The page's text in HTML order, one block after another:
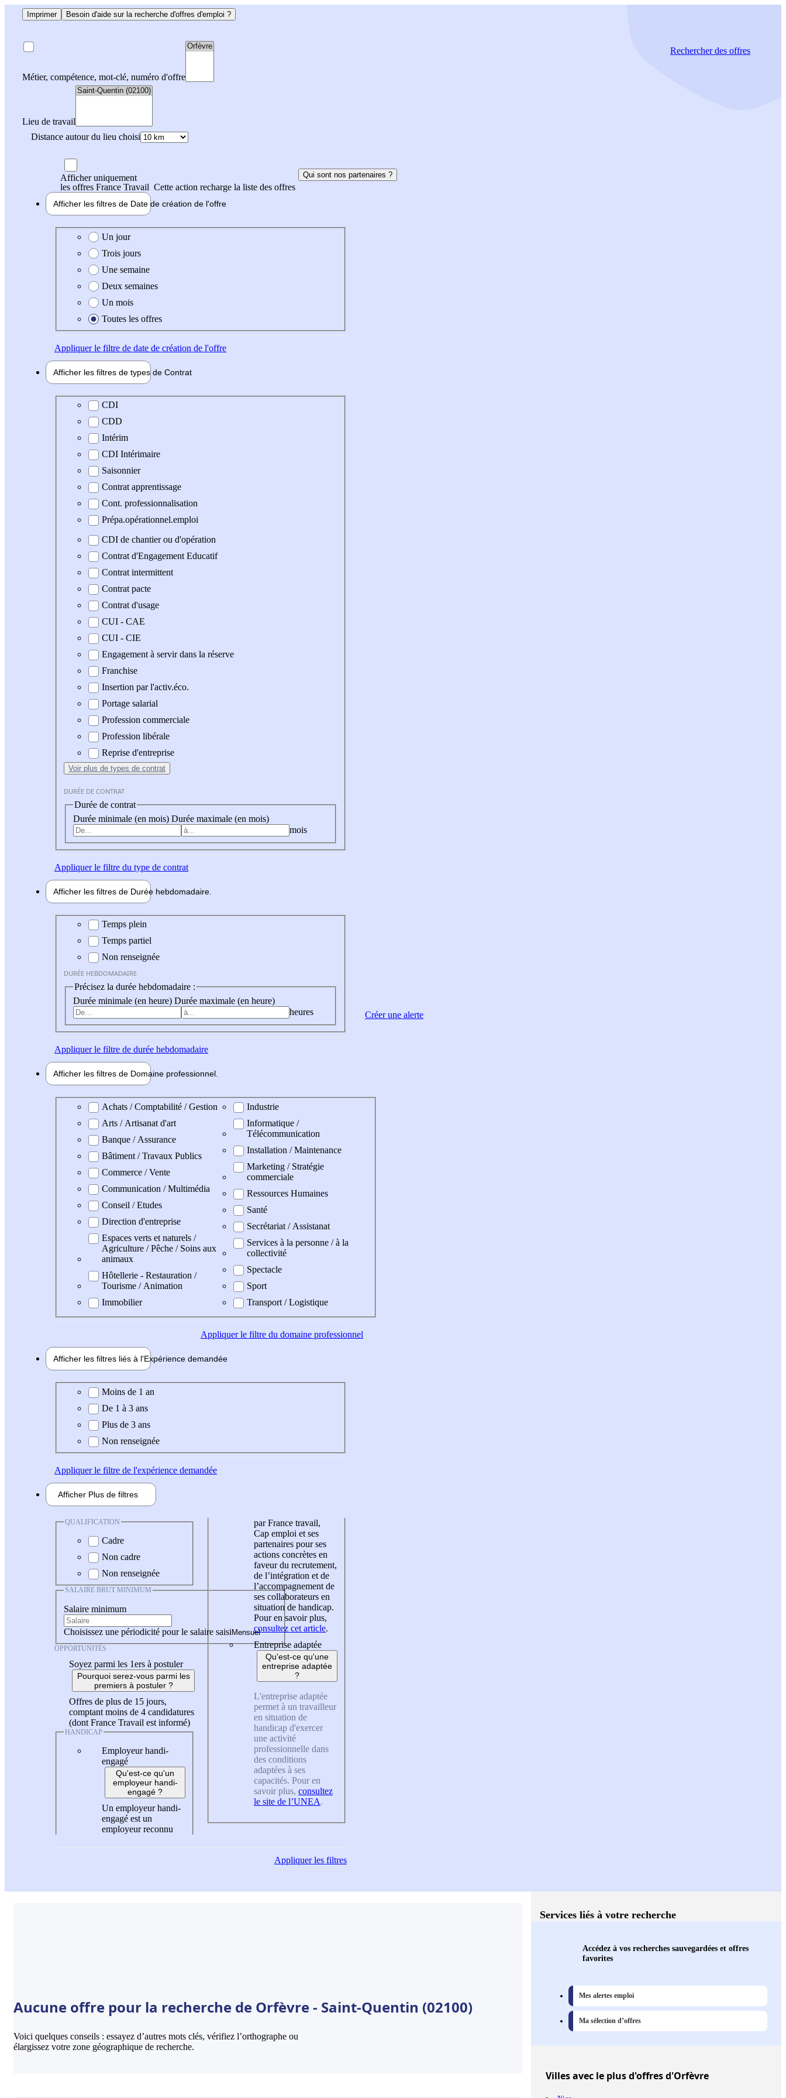
Imprimer Besoin d'aide sur la recherche d'offres d'emploi ?
Métier, compétence, mot-clé, numéro d'offre
Lieu de travail
Distance autour du lieu choisi
Rechercherdes offres
Afficher uniquement
les offres France Travail Cette action recharge la liste des offres
Qui sont nos partenaires ?
Afficher les filtres de Date de création de l'offre
Date de création de l'offre
Un jour
Trois jours
Une semaine
Deux semaines
Un mois
Toutes les offres
Appliquerle filtre de date de création de l'offre
Afficher les filtres de types de Contrat
Type de contrat
CDI
CDD
Intérim
CDI Intérimaire
Saisonnier
Contrat apprentissage
Cont. professionnalisation
Prépa.opérationnel.emploi
CDI de chantier ou d'opération
Contrat d'Engagement Educatif
Contrat intermittent
Contrat pacte
Contrat d'usage
CUI - CAE
CUI - CIE
Engagement à servir dans la réserve
Franchise
Insertion par l'activ.éco.
Portage salarial
Profession commerciale
Profession libérale
Reprise d'entreprise
Voir plus de types de contrat
DURÉE DE CONTRAT
Durée de contrat
Durée minimale (en mois) Durée maximale (en mois)
mois
Appliquerle filtre du type de contrat
Afficher les filtres de Durée hebdomadaire
Durée hebdomadaire
Temps plein
Temps partiel
Non renseignée
DURÉE HEBDOMADAIRE
Précisez la durée hebdomadaire :
Durée minimale (en heure) Durée maximale (en heure)
heures
Appliquerle filtre de durée hebdomadaire
Afficher les filtres de Domaine professionnel
Domaine professionel
Achats / Comptabilité / Gestion
Arts / Artisanat d'art
Banque / Assurance
Bâtiment / Travaux Publics
Commerce / Vente
Communication / Multimédia
Conseil / Etudes
Direction d'entreprise
Espaces verts et naturels /
Agriculture / Pêche / Soins aux
animaux
Hôtellerie - Restauration /
Tourisme / Animation
Immobilier
Industrie
Informatique /
Télécommunication
Installation / Maintenance
Marketing / Stratégie
commerciale
Ressources Humaines
Santé
Secrétariat / Assistanat
Services à la personne / à la
collectivité
Spectacle
Sport
Transport / Logistique
Appliquerle filtre du domaine professionnel
Afficher les filtres liés à l'Expérience demandée
Expérience demandée
Moins de 1 an
De 1 à 3 ans
Plus de 3 ans
Non renseignée
Appliquerle filtre de l'expérience demandée
Afficher Plus de filtres
QUALIFICATION
Cadre
Non cadre
Non renseignée
SALAIRE BRUT MINIMUM
Salaire minimum
Choisissez une périodicité pour le salaire saisi
OPPORTUNITÉS
Soyez parmi les 1ers à postuler
Pourquoi serez-vous parmi les
premiers à postuler ?
Offres de plus de 15 jours,
comptant moins de 4 candidatures
(dont France Travail est informé)
HANDICAP
Employeur handi-
engagé
Qu'est-ce qu'un
employeur handi-
engagé ?
Un employeur handi-
engagé est un
employeur reconnu
par France travail,
Cap emploi et ses
partenaires pour ses
actions concrètes en
faveur du recrutement,
de l’intégration et de
l’accompagnement de
ses collaborateurs en
situation de handicap.
Pour en savoir plus,
consultez cet article.
Entreprise adaptée
Qu'est-ce qu'une
entreprise adaptée
?
L'entreprise adaptée
permet à un travailleur
en situation de
handicap d'exercer
une activité
professionnelle dans
des conditions
adaptées à ses
capacités. Pour en
savoir plus, consultez
le site de l’UNEA.
Appliquerles filtres
Créer une alerte
Aucune offre pour la recherche de Orfèvre - Saint-Quentin (02100)
Voici quelques conseils : essayez d’autres mots clés, vérifiez l’orthographe ou
élargissez votre zone géographique de recherche.
Services liés à votre recherche
Accédez à vos recherches sauvegardées et offres
favorites
Mes alertes emploi
Ma sélection d’offres
Villesavec le plus d'offres d'Orfèvre